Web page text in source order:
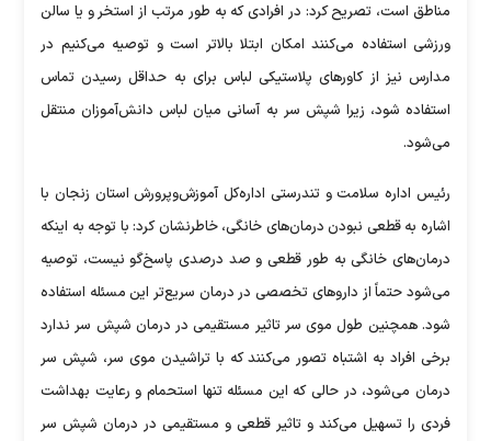
مناطق است، تصریح کرد: در افرادی که به طور مرتب از استخر و یا سالن
ورزشی استفاده می‌کنند امکان ابتلا بالاتر است و توصیه‌ می‌کنیم در
مدارس نیز از کاورهای پلاستیکی لباس برای به حداقل رسیدن تماس
استفاده شود، زیرا شپش سر به آسانی میان لباس دانش‌آموزان منتقل
می‌شود.
رئیس اداره سلامت و تندرستی اداره‌کل آموزش‌وپرورش استان زنجان با
اشاره به قطعی نبودن درمان‌های خانگی، خاطرنشان کرد: با توجه به اینکه
درمان‌های خانگی به طور قطعی و صد درصدی پاسخ‌گو نیست، توصیه
می‌شود حتماً از داروهای تخصصی در درمان سریع‌تر این مسئله استفاده
شود. همچنین طول موی سر تاثیر مستقیمی در درمان شپش سر ندارد
برخی افراد به اشتباه تصور می‌کنند که با تراشیدن موی سر، شپش سر
درمان می‌شود، در حالی‌ که این مسئله تنها استحمام و رعایت بهداشت
فردی را تسهیل می‌کند و تاثیر قطعی و مستقیمی در درمان شپش سر